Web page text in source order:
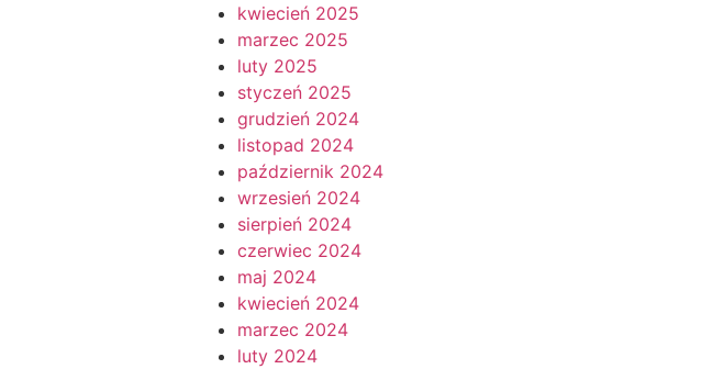
kwiecień 2025
marzec 2025
luty 2025
styczeń 2025
grudzień 2024
listopad 2024
październik 2024
wrzesień 2024
sierpień 2024
czerwiec 2024
maj 2024
kwiecień 2024
marzec 2024
luty 2024